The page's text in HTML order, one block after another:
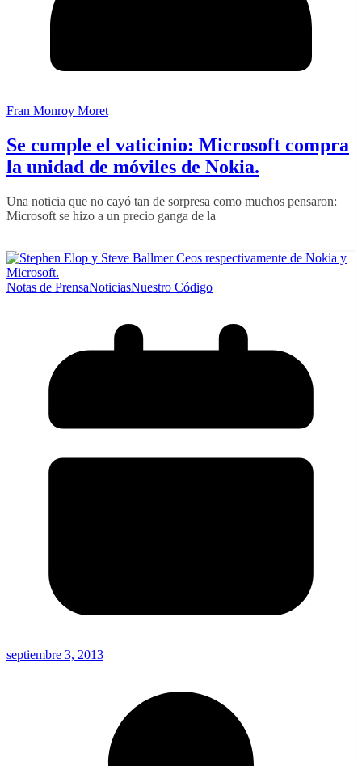
Fran Monroy Moret
Se cumple el vaticinio: Microsoft compra
la unidad de móviles de Nokia.
Una noticia que no cayó tan de sorpresa como muchos pensaron:
Microsoft se hizo a un precio ganga de la
Notas de PrensaNoticiasNuestro Código
septiembre 3, 2013